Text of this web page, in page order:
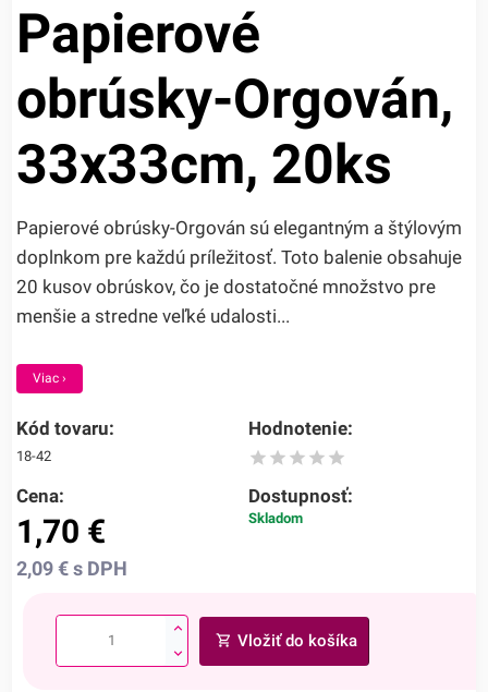
Papierové
obrúsky-Orgován,
33x33cm, 20ks
Papierové obrúsky-Orgován sú elegantným a štýlovým
doplnkom pre každú príležitosť. Toto balenie obsahuje
20 kusov obrúskov, čo je dostatočné množstvo pre
menšie a stredne veľké udalosti...
Viac ›
Kód tovaru:
18-42
Hodnotenie:
Cena:
1,70 €
2,09€ s DPH
Dostupnosť:
Skladom
Vložiť do košíka